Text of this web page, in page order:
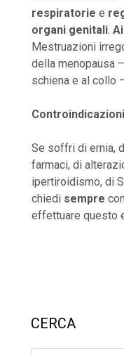
respiratorie e
organi genitali.
Mestruazioni
della menopausa
schiena e al collo
Controindicazioni
Se soffri di ernia,
farmaci, di
ipertiroidismo, di
chiedi sempre
effettuare questo
CERCA